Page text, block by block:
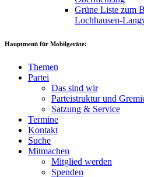
Grüne Liste zum
Lochhausen-
Hauptmenü für Mobilgeräte:
Themen
Partei
Das sind wir
Parteistruktur und
Satzung & Service
Termine
Kontakt
Suche
Mitmachen
Mitglied werden
Spenden